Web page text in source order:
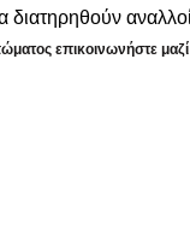
διατηρηθούν
επικοινωνήστε